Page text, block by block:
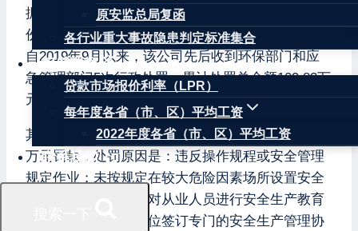
原安监总局复函
各行业重大事故隐患判定标准集合
权威数据
贷款市场报价利率（LPR）
每年度各省（市、区）平均工资
2022年度各省（市、区）平均工资
联系我们
据资料显示，此次发生事故的山东鼎鼎化学科技股
份有限公司主要生产销售树脂原料、塑料助剂等。
自2019年9月以来，该公司先后收到环保部门和应
急管理部门5次行政处罚，累计处罚总金额109.83万
元。
其中在2021年6月，高青县应急管理局对其处以5.5
万元罚款，处罚原因是：违反操作规程或安全管理
规定作业；未按规定在较大危险因素场所设置安全
警示标志；未按规定对从业人员进行安全生产教育
和培训；未与承包单位签订专门的安全生产管理协